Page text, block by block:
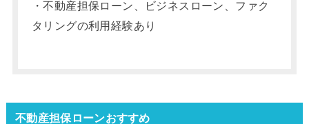
・不動産担保ローン、ビジネスローン、ファク
タリングの利用経験あり
不動産担保ローンおすすめ